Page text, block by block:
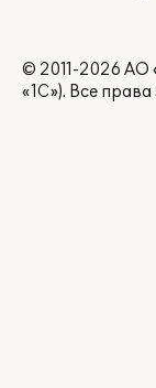
© 2011-2026 АО
«1С»). Все